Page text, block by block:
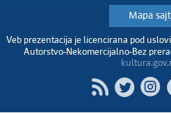
Mapa
Veb prezentacija je licencirana pod
Autorstvo-Nekomercijalno-Bez